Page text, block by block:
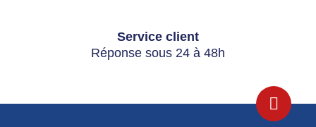
Service client
Réponse sous 24 à 48h